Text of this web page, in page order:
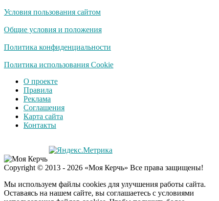
Скрытая камера на
люди вытворяют, когда
Ролик длится
смеяться вы будете
Королева вагона
отожгла! Видео не
оставит равнодушным
Борисовой душил ее
из-за макарон
Условия пользования сайтом
Общие условия и положения
Политика конфиденциальности
Политика использования Cookie
О проекте
Правила
Реклама
Соглашения
Карта сайта
Контакты
Copyright © 2013 - 2026 «Моя Керчь» Все права защищены!
Мы используем файлы cookies для улучшения работы сайта.
Оставаясь на нашем сайте, вы соглашаетесь с условиями